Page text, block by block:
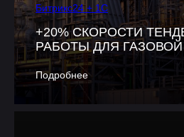
Битрикс24 + 1С
+20% СКОРОСТИ
РАБОТЫ ДЛЯ
Подробнее